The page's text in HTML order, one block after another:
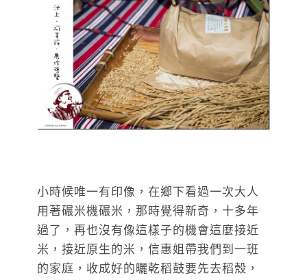
小時候唯一有印像，在鄉下看過一次大人
用著碾米機碾米，那時覺得新奇，十多年
過了，再也沒有像這樣子的機會這麼接近
米，接近原生的米，信惠姐帶我們到一班
的家庭，收成好的曬乾稻鼓要先去稻殼，